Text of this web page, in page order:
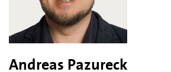
Andreas Pazureck